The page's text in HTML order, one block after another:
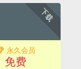
下载
永久会员
免费